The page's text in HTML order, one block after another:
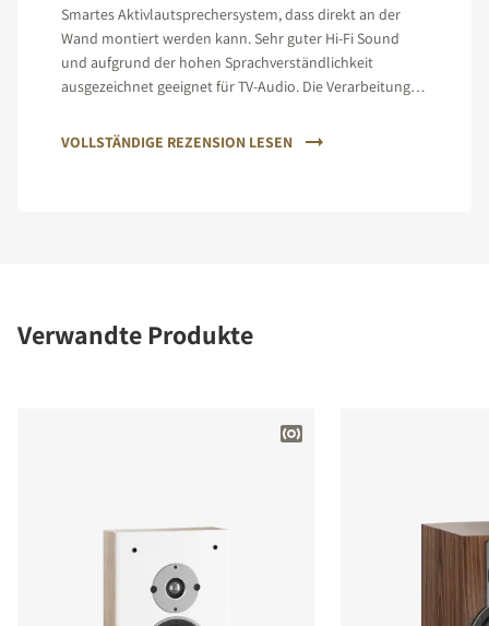
Smartes Aktivlautsprechersystem, dass direkt an der
Wand montiert werden kann. Sehr guter Hi-Fi Sound
und aufgrund der hohen Sprachverständlichkeit
ausgezeichnet geeignet für TV-Audio. Die Verarbeitung
VOLLSTÄNDIGE REZENSION LESEN
Verwandte Produkte